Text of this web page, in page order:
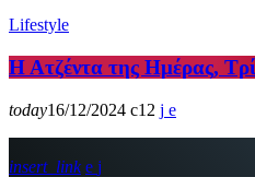
Lifestyle
Η Ατζέντα της Ημέρας,
today16/12/2024 12
insert_link